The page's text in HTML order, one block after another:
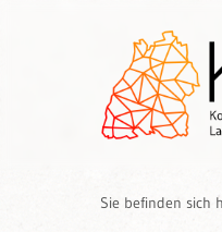
Sie befinden sich